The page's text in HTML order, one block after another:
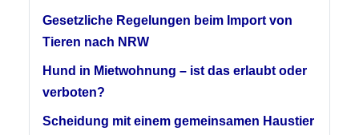
Gesetzliche Regelungen beim Import von
Tieren nach NRW
Hund in Mietwohnung – ist das erlaubt oder
verboten?
Scheidung mit einem gemeinsamen Haustier